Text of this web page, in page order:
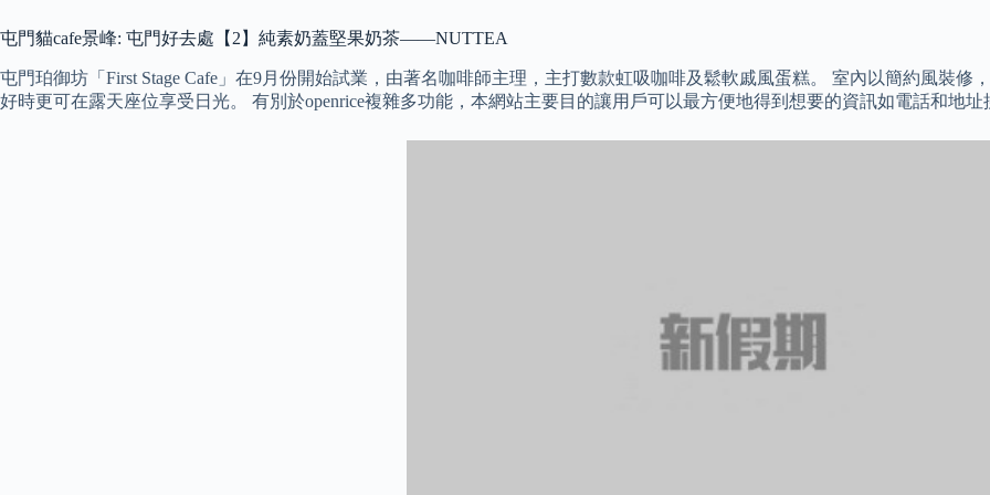
屯門貓cafe景峰: 屯門好去處【2】純素奶蓋堅果奶茶——NUTTEA
屯門珀御坊「First Stage Cafe」在9月份開始試業，由著名咖啡師主理，主打數款虹吸咖啡及鬆軟戚風蛋糕。 室內以簡約風裝
好時更可在露天座位享受日光。 有別於openrice複雜多功能，本網站主要目的讓用戶可以最方便地得到想要的資訊如電話和地